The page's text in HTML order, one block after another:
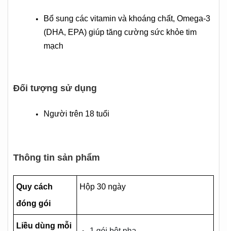
Bổ sung các vitamin và khoáng chất, Omega-3
(DHA, EPA) giúp tăng cường sức khỏe tim
mạch
Đối tượng sử dụng
Người trên 18 tuổi
Thông tin sản phẩm
Quy cách
đóng gói
Hộp 30 ngày
Liều dùng mỗi